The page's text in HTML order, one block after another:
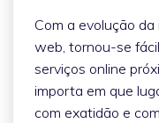
Com a evolução
web, tornou-se
serviços online
importa em que
com exatidão e